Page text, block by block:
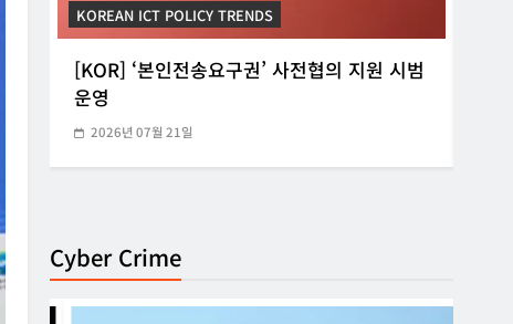
KOREAN ICT POLICY TRENDS
[KOR] ‘본인전송요구권’ 사전협의 지원 시범
운영
2026년 07월 21일
Cyber Crime